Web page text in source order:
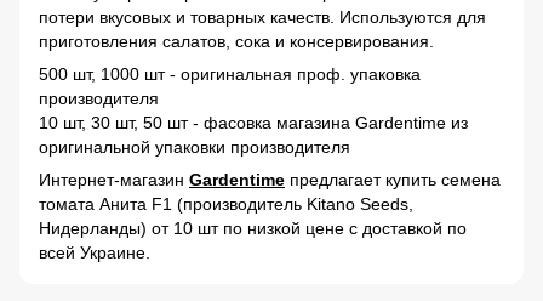
потери вкусовых и товарных качеств. Используются для
приготовления салатов, сока и консервирования.
500 шт, 1000 шт - оригинальная проф. упаковка
производителя
10 шт, 30 шт, 50 шт - фасовка магазина Gardentime из
оригинальной упаковки производителя
Интернет-магазин Gardentime предлагает купить семена
томата Анита F1 (производитель Kitano Seeds,
Нидерланды) от 10 шт по низкой цене с доставкой по
всей Украине.